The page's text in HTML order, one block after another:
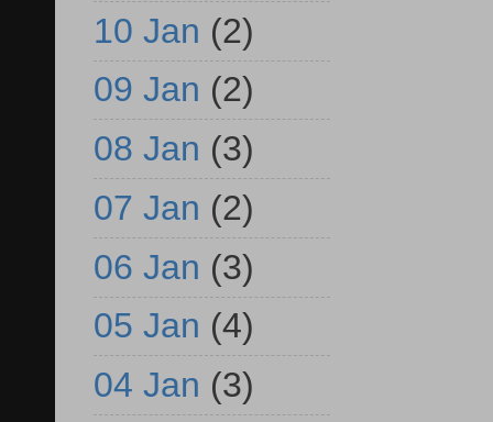
10 Jan (2)
09 Jan (2)
08 Jan (3)
07 Jan (2)
06 Jan (3)
05 Jan (4)
04 Jan (3)